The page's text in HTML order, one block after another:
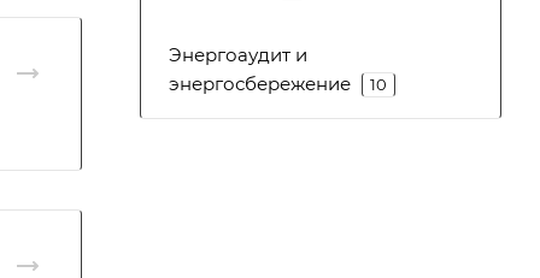
Энергоаудит и
энергосбережение
10